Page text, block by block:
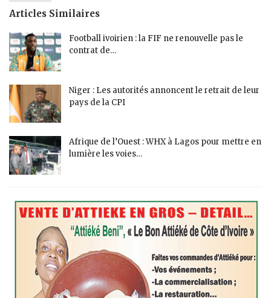
Articles Similaires
Football ivoirien : la FIF ne renouvelle pas le
contrat de…
Niger : Les autorités annoncent le retrait de leur
pays de la CPI
Afrique de l’Ouest : WHX à Lagos pour mettre en
lumière les voies…